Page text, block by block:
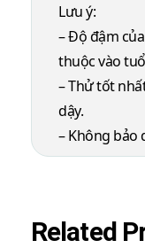
Lưu ý:
– Độ đậm
thuộc vào
– Thử tốt
dậy.
– Không
Related